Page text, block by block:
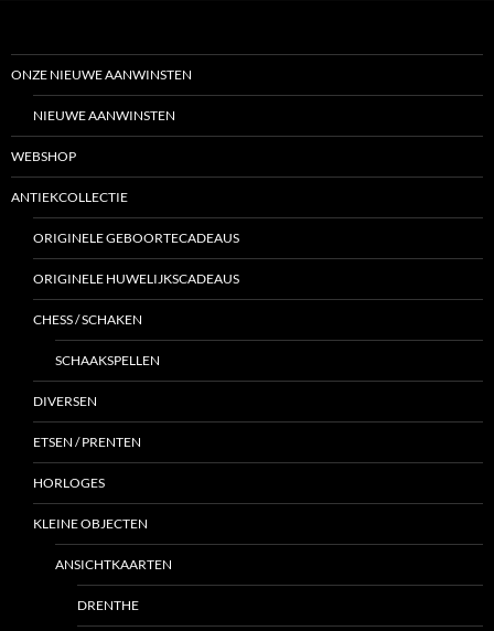
ONZE NIEUWE AANWINSTEN
NIEUWE AANWINSTEN
WEBSHOP
ANTIEKCOLLECTIE
ORIGINELE GEBOORTECADEAUS
ORIGINELE HUWELIJKSCADEAUS
CHESS / SCHAKEN
SCHAAKSPELLEN
DIVERSEN
ETSEN / PRENTEN
HORLOGES
KLEINE OBJECTEN
ANSICHTKAARTEN
DRENTHE